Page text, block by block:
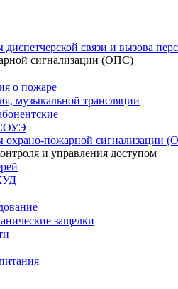
связи и вызова
сигнализации (ОПС)
о пожаре
музыкальной трансляции
охрано-пожарной сигнализации
и управления доступом
защелки